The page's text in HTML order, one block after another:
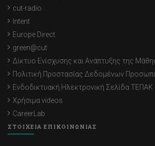
cut-radio
Intent
Europe Direct
green@cut
Δίκτυο Ενίσχυσης και Ανάπτυξης της
Πολιτική Προστασίας Δεδομένων
Ενδοδικτυακή Ηλεκτρονική Σελίδα ΤΕΠΑΚ
Χρήσιμα videos
CareerLab
ΣΤΟΙΧΕΙΑ ΕΠΙΚΟΙΝΩΝΙΑΣ